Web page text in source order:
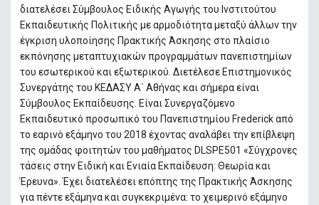
διατελέσει Σύμβουλος Ειδικής Αγωγής του Ινστιτούτου
Εκπαιδευτικής Πολιτικής με αρμοδιότητα μεταξύ άλλων την
έγκριση υλοποίησης Πρακτικής Άσκησης στο πλαίσιο
εκπόνησης μεταπτυχιακών προγραμμάτων πανεπιστημίων
του εσωτερικού και εξωτερικού. Διετέλεσε Επιστημονικός
Συνεργάτης του ΚΕΔΑΣΥ Α΄ Αθήνας και σήμερα είναι
Σύμβουλος Εκπαίδευσης. Είναι Συνεργαζόμενο
Εκπαιδευτικό προσωπικό του Πανεπιστημίου Frederick από
το εαρινό εξάμηνο του 2018 έχοντας αναλάβει την επίβλεψη
της ομάδας φοιτητών του μαθήματος DLSPE501 «Σύγχρονες
τάσεις στην Ειδική και Ενιαία Εκπαίδευση: Θεωρία και
Έρευνα». Έχει διατελέσει επόπτης της Πρακτικής Άσκησης
για πέντε εξάμηνα και συγκεκριμένα: το χειμερινό εξάμηνο